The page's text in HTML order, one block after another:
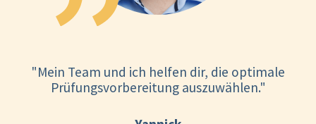
"Mein Team und ich helfen dir, die optimale
Prüfungsvorbereitung auszuwählen."